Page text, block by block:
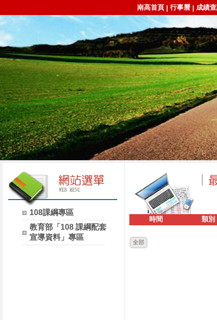
南高首頁 | 行事曆| 成績
108課綱專區
教育部「108 課綱配套
宣導資料」專區
時間 類別
全部